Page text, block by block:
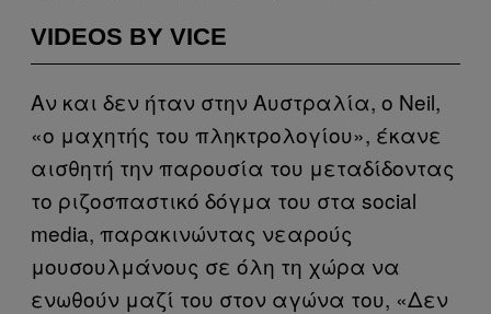
VIDEOS BY VICE
Αν και δεν ήταν στην Αυστραλία, ο Neil,
«ο μαχητής του πληκτρολογίου», έκανε
αισθητή την παρουσία του μεταδίδοντας
το ριζοσπαστικό δόγμα του στα social
media, παρακινώντας νεαρούς
μουσουλμάνους σε όλη τη χώρα να
ενωθούν μαζί του στον αγώνα του, «Δεν